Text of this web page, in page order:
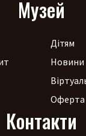
Музей
Дітям
Новини
Оферта
Контакти